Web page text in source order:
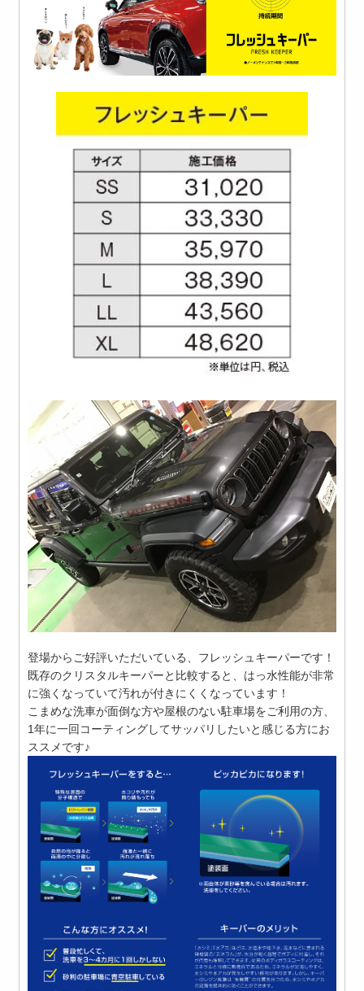
登場からご好評いただいている、フレッシュキーパーです！
既存のクリスタルキーパーと比較すると、はっ水性能が非常
に強くなっていて汚れが付きにくくなっています！
こまめな洗車が面倒な方や屋根のない駐車場をご利用の方、
1年に一回コーティングしてサッパリしたいと感じる方にお
ススメです♪